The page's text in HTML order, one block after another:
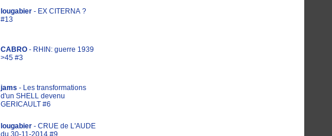
lougabier - EX CITERNA ?
#13
CABRO - RHIN: guerre 1939
>45 #3
jams - Les transformations
d'un SHELL devenu
GERICAULT #6
lougabier - CRUE de L'AUDE
du 30-11-2014 #9